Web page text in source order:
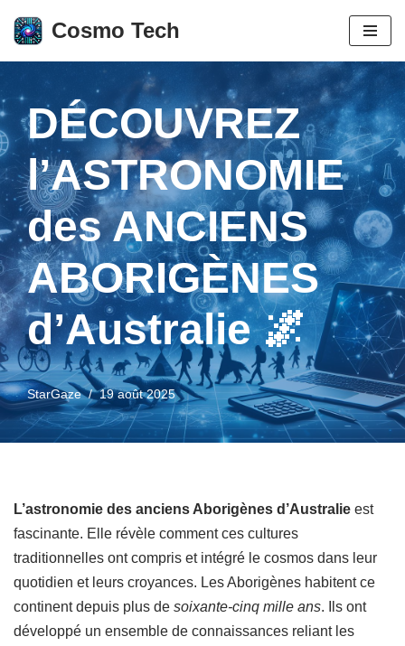
Aller
contenu
Cosmo Tech
DÉCOUVREZ
l’ASTRONOMIE
des ANCIENS
ABORIGÈNES
d’Australie 🌌
StarGaze 19 août 2025
L’astronomie des anciens Aborigènes d’Australie est
fascinante. Elle révèle comment ces cultures
traditionnelles ont compris et intégré le cosmos dans leur
quotidien et leurs croyances. Les Aborigènes habitent ce
continent depuis plus de soixante-cinq mille ans. Ils ont
développé un ensemble de connaissances reliant les